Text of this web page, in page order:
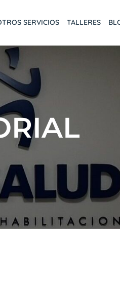
SERVICIOS TALLERES